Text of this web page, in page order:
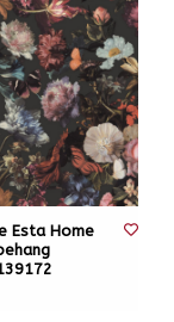
Esta Home